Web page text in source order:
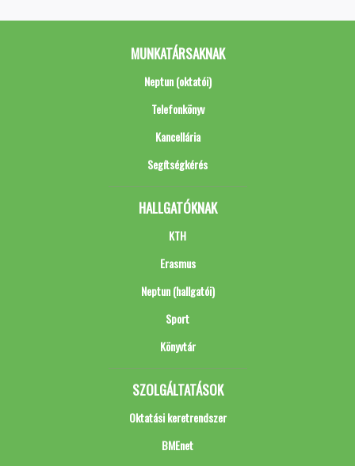
MUNKATÁRSAKNAK
Neptun (oktatói)
Telefonkönyv
Kancellária
Segítségkérés
HALLGATÓKNAK
KTH
Erasmus
Neptun (hallgatói)
Sport
Könyvtár
SZOLGÁLTATÁSOK
Oktatási keretrendszer
BMEnet